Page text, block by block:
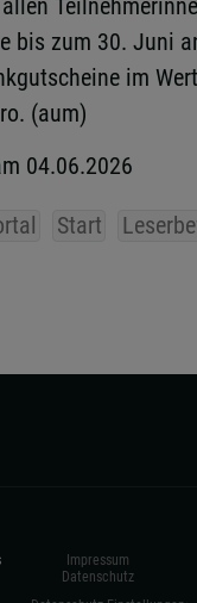
bis zum 30. Juni
im
(aum)
04.06.2026
Start
Impressum
Datenschutz